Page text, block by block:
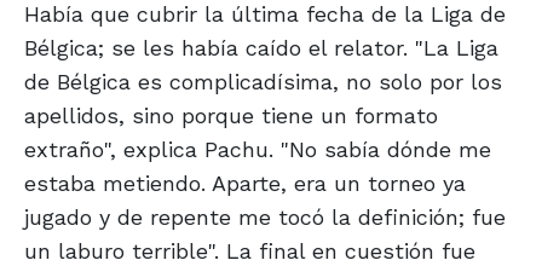
Había que cubrir la última fecha de la Liga de
Bélgica; se les había caído el relator. "La Liga
de Bélgica es complicadísima, no solo por los
apellidos, sino porque tiene un formato
extraño", explica Pachu. "No sabía dónde me
estaba metiendo. Aparte, era un torneo ya
jugado y de repente me tocó la definición; fue
un laburo terrible". La final en cuestión fue